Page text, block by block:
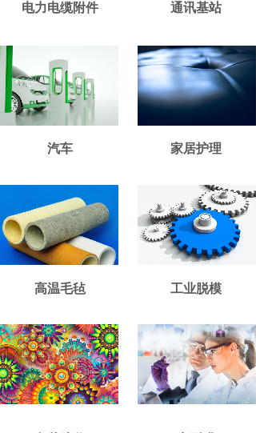
通讯基站
电力电缆附件
家居护理
汽车
高温毛毡 工业脱模